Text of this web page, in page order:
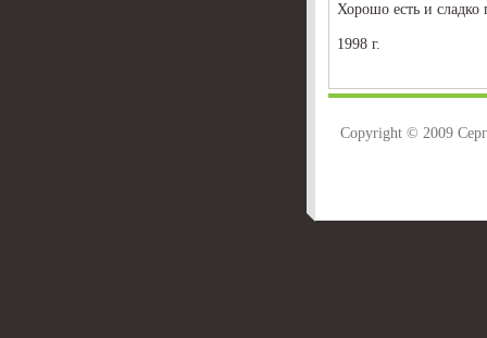
Хорошо есть и сладко
1998 г.
Copyright © 2009